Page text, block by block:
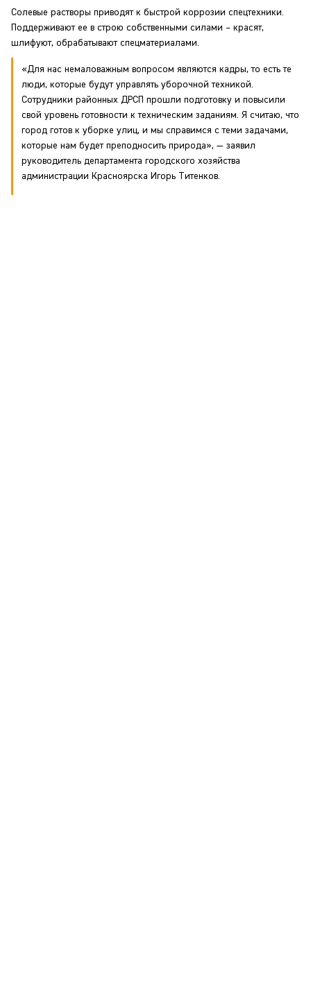
Солевые растворы приводят к быстрой коррозии спецтехники.
Поддерживают ее в строю собственными силами – красят,
шлифуют, обрабатывают спецматериалами.
«Для нас немаловажным вопросом являются кадры, то есть те
люди, которые будут управлять уборочной техникой.
Сотрудники районных ДРСП прошли подготовку и повысили
свой уровень готовности к техническим заданиям. Я считаю, что
город готов к уборке улиц, и мы справимся с теми задачами,
которые нам будет преподносить природа», — заявил
руководитель департамента городского хозяйства
администрации Красноярска Игорь Титенков.